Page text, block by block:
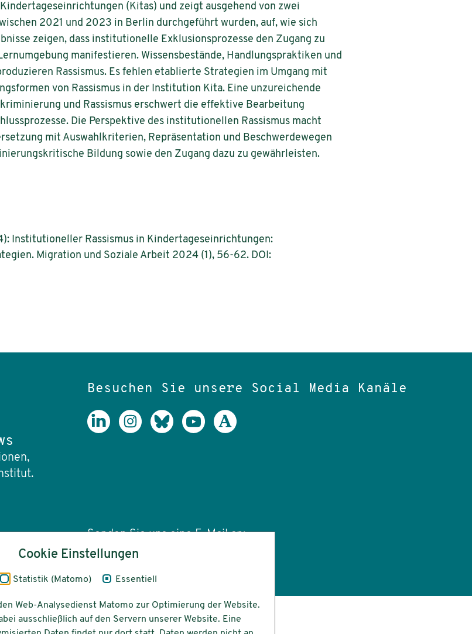
(Kitas) und zeigt ausgehend von zwei
2021 und 2023 in Berlin durchgeführt wurden, auf, wie sich
zeigen, dass institutionelle Exklusionsprozesse den Zugang zu
manifestieren. Wissensbestände, Handlungspraktiken und
Rassismus. Es fehlen etablierte Strategien im Umgang mit
von Rassismus in der Institution Kita. Eine unzureichende
und Rassismus erschwert die effektive Bearbeitung
Die Perspektive des institutionellen Rassismus macht
mit Auswahlkriterien, Repräsentation und Beschwerdewegen
Bildung sowie den Zugang dazu zu gewährleisten.
Institutioneller Rassismus in Kindertageseinrichtungen:
Migration und Soziale Arbeit 2024 (1), 56-62. DOI:
Besuchen Sie unsere Social Media Kanäle
Senden Sie uns eine E-Mail an:
info(at)dezim-institut.de
Cookie Einstellungen
Statistik (Matomo) Essentiell
Web-Analysedienst Matomo zur Optimierung der Website.
ausschließlich auf den Servern unserer Website. Eine